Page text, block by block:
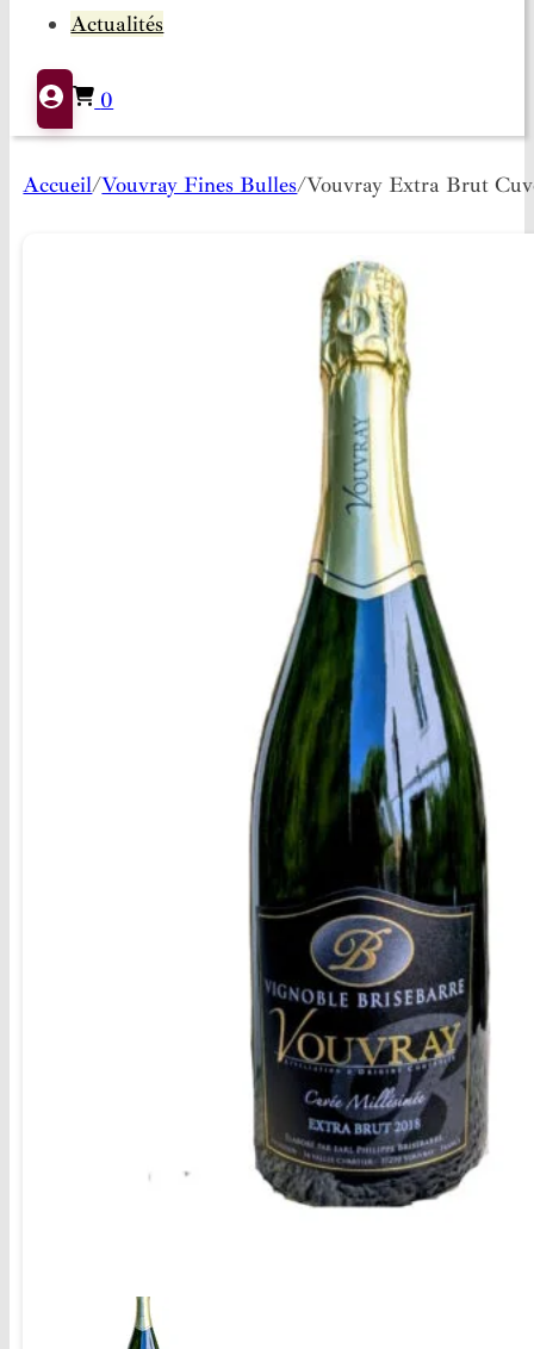
Actualités
0
Accueil/Vouvray Fines Bulles/Vouvray Extra Brut